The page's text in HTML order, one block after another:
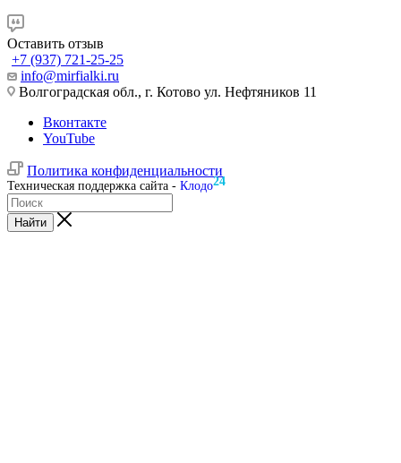
Оставить отзыв
+7 (937) 721-25-25
info@mirfialki.ru
Волгоградская обл., г. Котово ул. Нефтяников 11
Вконтакте
YouTube
Политика конфиденциальности
Техническая поддержка сайта - Клодо24
Найти